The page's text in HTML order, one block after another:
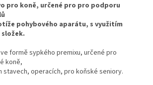
pro koně, určené pro pro podporu
pohybového aparátu, s využitím
formě sypkého premixu, určené pro
koně,
stavech, operacích, pro koňské seniory.